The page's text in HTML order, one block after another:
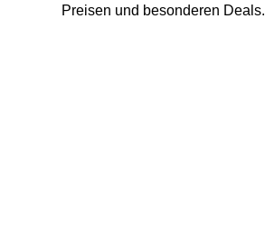
Preisen und besonderen Deals.